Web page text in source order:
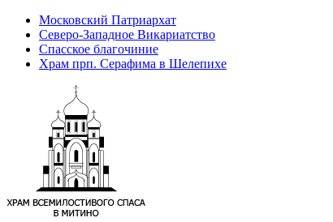
Московский Патриархат
Северо-Западное Викариатство
Спасское благочиние
Храм прп. Серафима в Шелепихе